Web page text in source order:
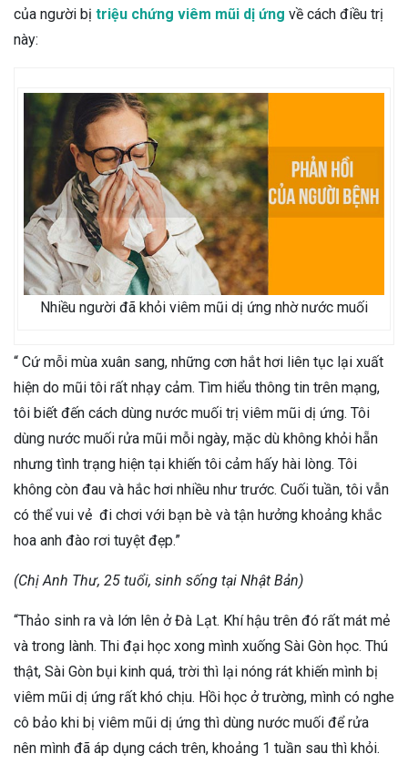
của người bị triệu chứng viêm mũi dị ứng về cách điều trị
này:
Nhiều người đã khỏi viêm mũi dị ứng nhờ nước muối
“ Cứ mỗi mùa xuân sang, những cơn hắt hơi liên tục lại xuất
hiện do mũi tôi rất nhạy cảm. Tìm hiểu thông tin trên mạng,
tôi biết đến cách dùng nước muối trị viêm mũi dị ứng. Tôi
dùng nước muối rửa mũi mỗi ngày, mặc dù không khỏi hẵn
nhưng tình trạng hiện tại khiến tôi cảm hấy hài lòng. Tôi
không còn đau và hắc hơi nhiều như trước. Cuối tuần, tôi vẫn
có thể vui vẻ đi chơi với bạn bè và tận hưởng khoảng khắc
hoa anh đào rơi tuyệt đẹp.”
(Chị Anh Thư, 25 tuổi, sinh sống tại Nhật Bản)
“Thảo sinh ra và lớn lên ở Đà Lạt. Khí hậu trên đó rất mát mẻ
và trong lành. Thi đại học xong mình xuống Sài Gòn học. Thú
thật, Sài Gòn bụi kinh quá, trời thì lại nóng rát khiến mình bị
viêm mũi dị ứng rất khó chịu. Hồi học ở trường, mình có nghe
cô bảo khi bị viêm mũi dị ứng thì dùng nước muối để rửa
nên mình đã áp dụng cách trên, khoảng 1 tuần sau thì khỏi.